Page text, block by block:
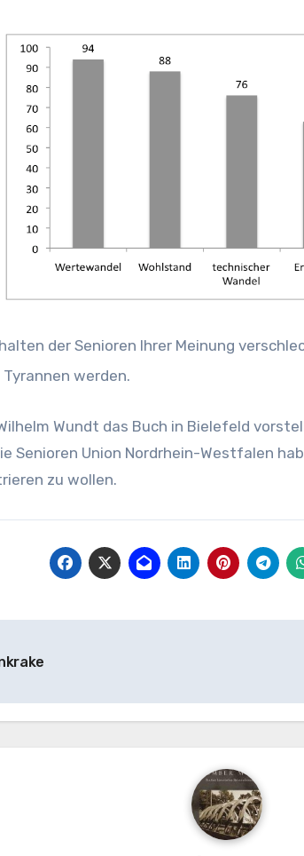
der Senioren Ihrer Meinung
werden.
Wundt das Buch in Bielefeld
Senioren Union Nordrhein-Westfalen
zu wollen.